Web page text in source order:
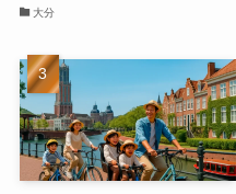
大分